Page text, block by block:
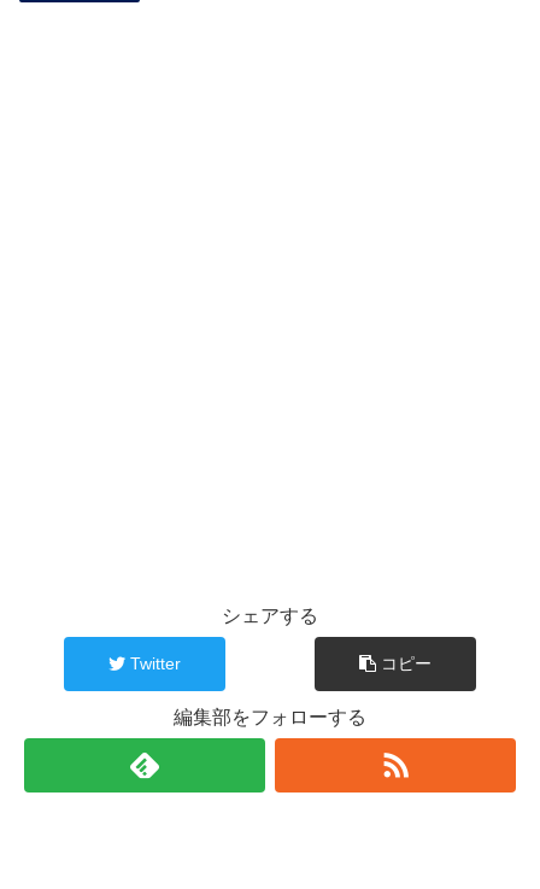
シェアする
Twitter コピー
編集部をフォローする